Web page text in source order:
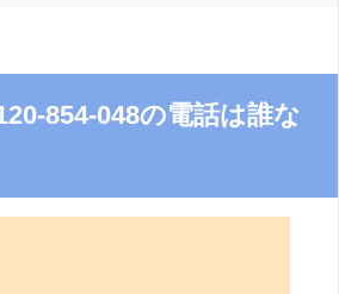
854-048の電話は誰な